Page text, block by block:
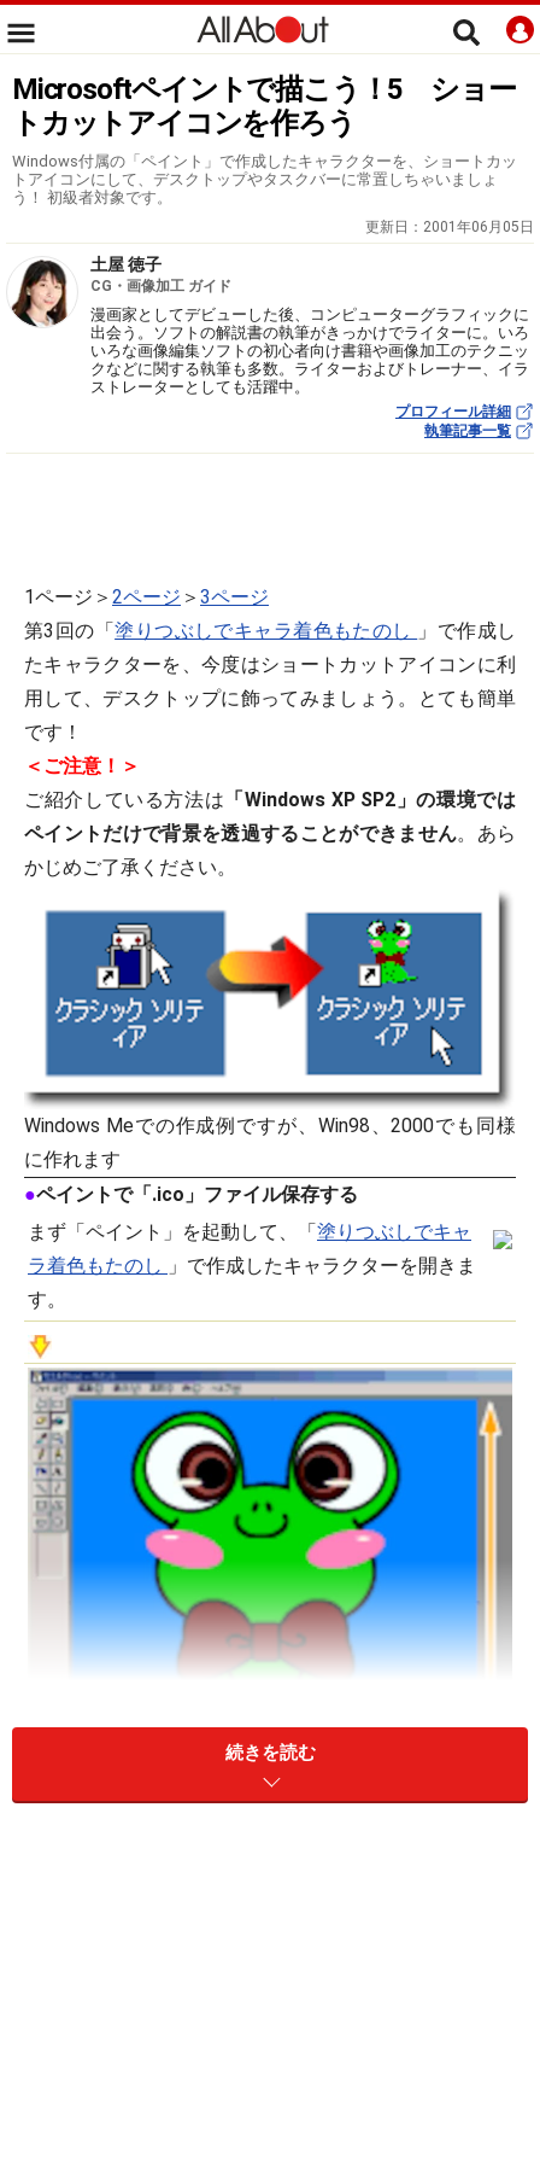
Microsoftペイントで描こう！5 ショー
トカットアイコンを作ろう
Windows付属の「ペイント」で作成したキャラクターを、ショートカッ
トアイコンにして、デスクトップやタスクバーに常置しちゃいましょ
う！ 初級者対象です。
更新日： 2001年06月05日
土屋 徳子
CG・画像加工 ガイド
漫画家としてデビューした後、コンピューターグラフィックに
出会う。ソフトの解説書の執筆がきっかけでライターに。いろ
いろな画像編集ソフトの初心者向け書籍や画像加工のテクニッ
クなどに関する執筆も多数。ライターおよびトレーナー、イラ
ストレーターとしても活躍中。
プロフィール詳細
執筆記事一覧
1ページ＞ 2ページ ＞ 3ページ
第3回の「塗りつぶしでキャラ着色もたのし
」で作成し
たキャラクターを、今度はショートカットアイコンに利
用して、デスクトップに飾ってみましょう。とても簡単
です！
＜ご注意！＞
ご紹介している方法は 「Windows XP SP2」の環境では
ペイントだけで背景を透過することができません。あら
かじめご了承ください。
Windows Meでの作成例ですが、Win98、2000でも同様
に作れます
●ペイントで「.ico」ファイル保存する
まず「ペイント」を起動して、「塗りつぶしでキャ
ラ着色もたのし 」で作成したキャラクターを開きま
す。
続きを読む